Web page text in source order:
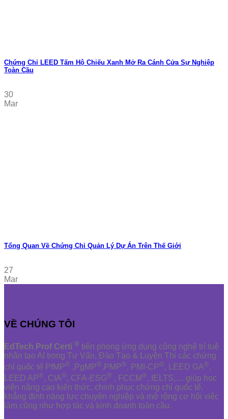
Chứng Chỉ LEED Tấm Hộ Chiếu Xanh Mở Ra Cánh Cửa Sự Nghiệp
Toàn Cầu
30
Mar
Tổng Quan Về Chứng Chỉ Quản Lý Dự Án Trên Thế Giới
27
Mar
VỀ CHÚNG TÔI
EdTech Prof Certi ® tiên phong ứng dụng công nghệ trí tuệ
nhân tạo AI trong Tư Vấn, Đào Tạo & Luyện Thi các chứng
chỉ quốc tế PfMP® ,PgMP®,PMP®, PMI-CP®, LEED GA®,
LEED AP®, CIA®, CFA-ESG® , FCCM®, IELTS,.... giúp học
viên nâng cao kiến thức, chinh phục chứng chỉ quốc tế,
khẳng định năng lực chuyên nghiệp và mở rộng cơ hội việc
làm cũng như hợp tác và kinh doanh toàn cầu.